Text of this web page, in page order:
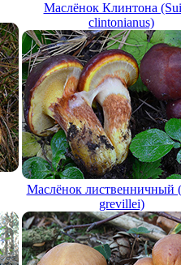
Маслёнок Клинтона
clintonianus)
Маслёнок лиственничный
grevillei)